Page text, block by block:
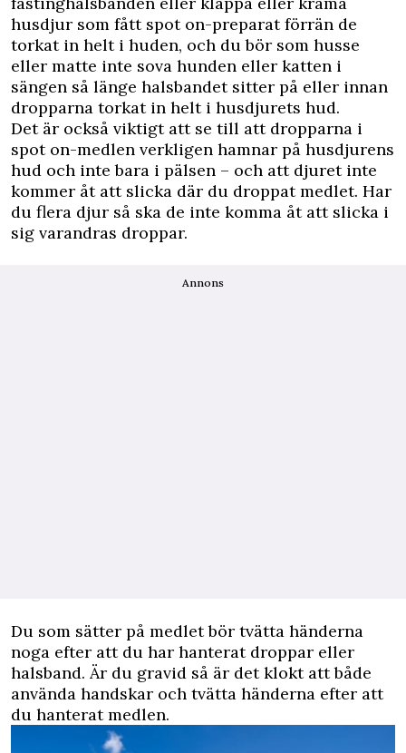
husdjur som fått spot on-preparat förrän de
torkat in helt i huden, och du bör som husse
eller matte inte sova hunden eller katten i
sängen så länge halsbandet sitter på eller innan
dropparna torkat in helt i husdjurets hud.
Det är också viktigt att se till att dropparna i
spot on-medlen verkligen hamnar på husdjurens
hud och inte bara i pälsen – och att djuret inte
kommer åt att slicka där du droppat medlet. Har
du flera djur så ska de inte komma åt att slicka i
sig varandras droppar.
Annons
Du som sätter på medlet bör tvätta händerna
noga efter att du har hanterat droppar eller
halsband. Är du gravid så är det klokt att både
använda handskar och tvätta händerna efter att
du hanterat medlen.